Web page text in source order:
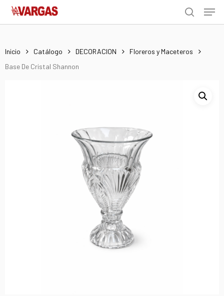
Skip
search
Menu
Inicio Catálogo DECORACION
Floreros y Maceteros
Base De Cristal Shannon